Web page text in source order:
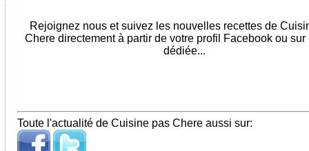
Rejoignez nous et suivez les nouvelles recettes de
Chere directement à partir de votre profil Facebook ou sur
dédiée...
Toute l'actualité de Cuisine pas Chere aussi sur: